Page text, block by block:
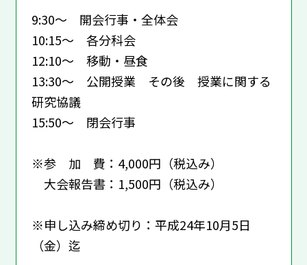
9:30～ 開会行事・全体会
10:15～ 各分科会
12:10～ 移動・昼食
13:30～ 公開授業 その後 授業に関する
研究協議
15:50～ 閉会行事
※参 加 費：4,000円（税込み）
大会報告書：1,500円（税込み）
※申し込み締め切り：平成24年10月5日
（金）迄